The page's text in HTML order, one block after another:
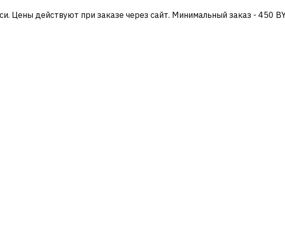
Цены действуют при заказе через сайт. Минимальный заказ - 450